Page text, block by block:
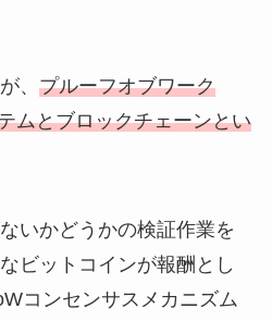
、 プルーフオブワーク
ムとブロックチェーンとい
いかどうかの検証作業を
ビットコインが報酬とし
コンセンサスメカニズム